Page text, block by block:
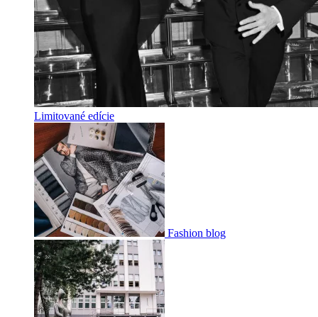
Limitované edície
Fashion blog